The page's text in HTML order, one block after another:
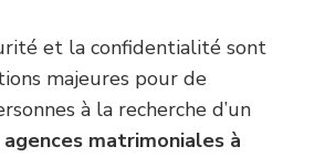
et la confidentialité sont
majeures pour de
à la recherche d’un
agences matrimoniales à